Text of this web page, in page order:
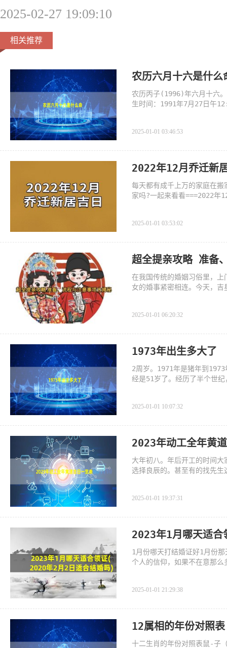
2025-02-27 19:09:10
相关推荐
农历六月十六是什么
农历丙子(1996)年六月十六
生时间：1991年7月27日午
2025-01-01 03:46:53
2022年12月乔迁新
每天都有成千上万的家庭在
家吗?一起来看看===2022年
2025-01-01 03:53:02
超全提亲攻略 准备
在我国传统的婚姻习俗里，
女的婚事紧密相连。今天，
2025-01-01 06:20:32
1973年出生多大了
2周岁。1971年是猪年到
经是51岁了。经历了半个世
2025-01-01 10:07:32
2023年动工全年黄
大年初八。年后开工的时间
选择良辰的。甚至有的找先
2025-01-01 19:37:31
2023年1月哪天适
1月份哪天打结婚证好1月份
个人的信仰，如果不在意那
2025-01-01 21:29:38
12属相的年份对照表
十二生肖的年份对照表鼠-子